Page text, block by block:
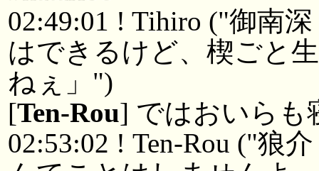
02:49:01 ! Tihiro ("御南
はできるけど、楔ごと
ねぇ」")
[Ten-Rou] ではおいらも
02:53:02 ! Ten-Rou ("狼